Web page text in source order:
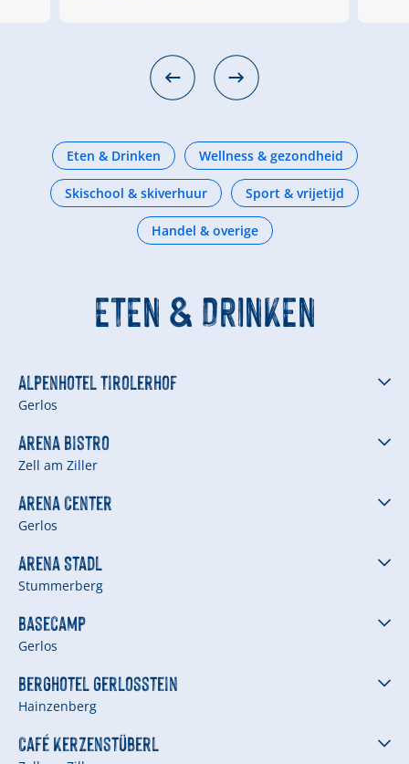
Eten & Drinken Wellness & gezondheid
Skischool & skiverhuur Sport & vrijetijd
Handel & overige
ETEN & DRINKEN
Alpenhotel Tirolerhof
Gerlos
Arena Bistro
Zell am Ziller
Arena Center
Gerlos
Arena Stadl
Stummerberg
Basecamp
Gerlos
Berghotel Gerlosstein
Hainzenberg
Café Kerzenstüberl